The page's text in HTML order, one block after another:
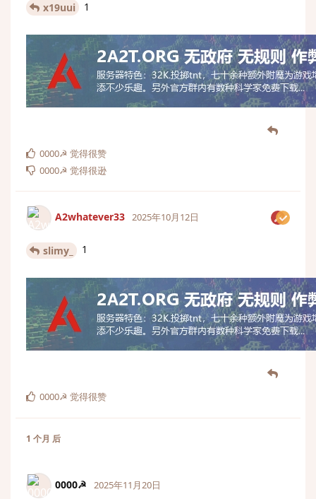
x19uui 1
0000☭ 觉得很赞
0000☭ 觉得很逊
A2whatever33 2025年10月12日
slimy_ 1
0000☭ 觉得很赞
1 个月 后
0000☭ 2025年11月20日